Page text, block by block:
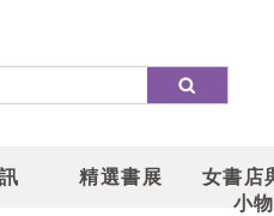
精選書展
女書店
小